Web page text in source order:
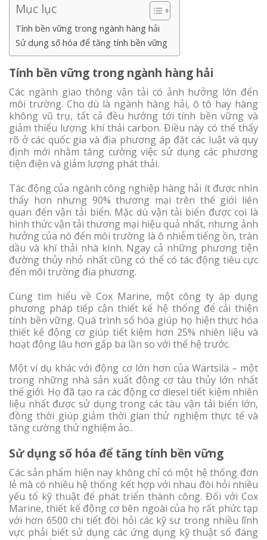
Mục lục
Tính bền vững trong ngành hàng hải
Sử dụng số hóa để tăng tính bền vững
Tính bền vững trong ngành hàng hải
Các ngành giao thông vận tải có ảnh hưởng lớn đến
môi trường. Cho dù là ngành hàng hải, ô tô hay hàng
không vũ trụ, tất cả đều hướng tới tính bền vững và
giảm thiểu lượng khí thải carbon. Điều này có thể thấy
rõ ở các quốc gia và địa phương áp đặt các luật và quy
định mới nhằm tăng cường việc sử dụng các phương
tiện điện và giảm lượng phát thải.
Tác động của ngành công nghiệp hàng hải ít được nhìn
thấy hơn nhưng 90% thương mại trên thế giới liên
quan đến vận tải biển. Mặc dù vận tải biển được coi là
hình thức vận tải thương mại hiệu quả nhất, nhưng ảnh
hưởng của nó đến môi trường là ô nhiễm tiếng ồn, tràn
dầu và khí thải nhà kính. Ngay cả những phương tiện
đường thủy nhỏ nhất cũng có thể có tác động tiêu cực
đến môi trường địa phương.
Cùng tìm hiểu về Cox Marine, một công ty áp dụng
phương pháp tiếp cận thiết kế hệ thống để cải thiện
tính bền vững. Quá trình số hóa giúp họ hiện thực hóa
thiết kế động cơ giúp tiết kiệm hơn 25% nhiên liệu và
hoạt động lâu hơn gấp ba lần so với thế hệ trước.
Một ví dụ khác với động cơ lớn hơn của Wärtsilä – một
trong những nhà sản xuất động cơ tàu thủy lớn nhất
thế giới. Họ đã tạo ra các động cơ diesel tiết kiệm nhiên
liệu nhất được sử dụng trong các tàu vận tải biển lớn,
đồng thời giúp giảm thời gian thử nghiệm thực tế và
tăng cường thử nghiệm ảo..
Sử dụng số hóa để tăng tính bền vững
Các sản phẩm hiện nay không chỉ có một hệ thống đơn
lẻ mà có nhiều hệ thống kết hợp với nhau đòi hỏi nhiều
yếu tố kỹ thuật để phát triển thành công. Đối với Cox
Marine, thiết kế động cơ bên ngoài của họ rất phức tạp
với hơn 6500 chi tiết đòi hỏi các kỹ sư trong nhiều lĩnh
vực phải biết sử dụng các ứng dụng kỹ thuật số đáng